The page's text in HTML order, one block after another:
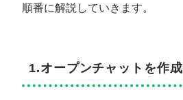
順番に解説していきます。
1.オープンチャットを作成